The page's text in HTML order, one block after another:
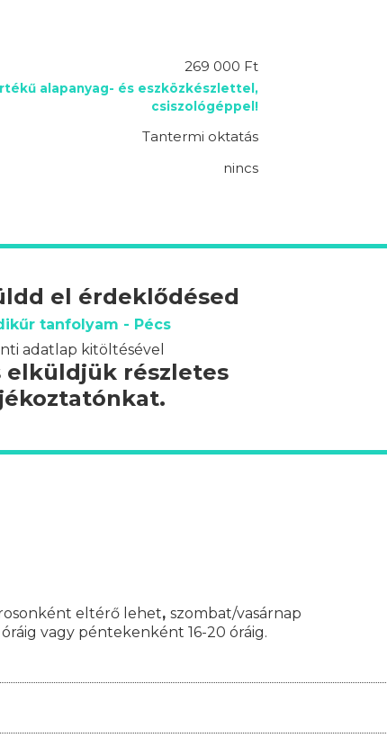
269 000 Ft
alapanyag- és eszközkészlettel,
csiszológéppel!
Tantermi oktatás
nincs
el érdeklődésed
tanfolyam - Pécs
adatlap kitöltésével
elküldjük részletes
eltérő lehet, szombat/vasárnap
vagy péntekenként 16-20 óráig.